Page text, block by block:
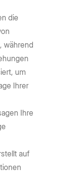
die
während
um
Ihrer
Ihre
auf